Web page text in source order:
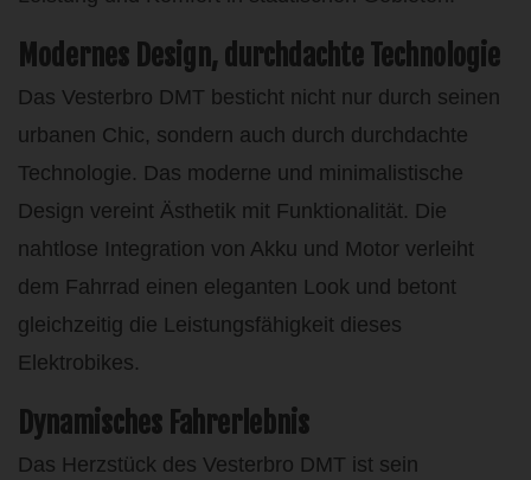
Modernes Design, durchdachte Technologie
Das Vesterbro DMT besticht nicht nur durch seinen
urbanen Chic, sondern auch durch durchdachte
Technologie. Das moderne und minimalistische
Design vereint Ästhetik mit Funktionalität. Die
nahtlose Integration von Akku und Motor verleiht
dem Fahrrad einen eleganten Look und betont
gleichzeitig die Leistungsfähigkeit dieses
Elektrobikes.
Dynamisches Fahrerlebnis
Das Herzstück des Vesterbro DMT ist sein